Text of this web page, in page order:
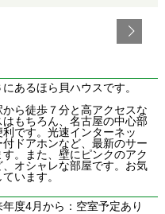
あるほら貝ハウスです。
ら徒歩７分と高アクセスな
もちろん、名古屋の中心部
です。光速インターネッ
付ドアホンなど、最新のサー
。また、壁にピンクのアク
オシャレな部屋です。お気
います。
度4月から：空室予定あり